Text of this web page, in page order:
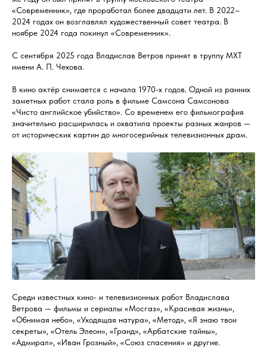
«Современник», где проработал более двадцати лет. В 2022–
2024 годах он возглавлял художественный совет театра. В
ноябре 2024 года покинул «Современник».
С сентября 2025 года Владислав Ветров принят в труппу МХТ
имени А. П. Чехова.
В кино актёр снимается с начала 1970-х годов. Одной из ранних
заметных работ стала роль в фильме Самсона Самсонова
«Чисто английское убийство». Со временем его фильмография
значительно расширилась и охватила проекты разных жанров —
от исторических картин до многосерийных телевизионных драм.
Среди известных кино- и телевизионных работ Владислава
Ветрова — фильмы и сериалы «Мосгаз», «Красивая жизнь»,
«Обнимая небо», «Уходящая натура», «Метод», «Я знаю твои
секреты», «Отель Элеон», «Гранд», «Арбатские тайны»,
«Адмирал», «Иван Грозный», «Союз спасения» и другие.